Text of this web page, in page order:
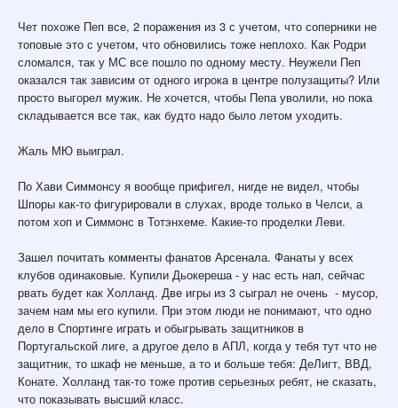
Чет похоже Пеп все, 2 поражения из 3 с учетом, что соперники не
топовые это с учетом, что обновились тоже неплохо. Как Родри
сломался, так у МС все пошло по одному месту. Неужели Пеп
оказался так зависим от одного игрока в центре полузащиты? Или
просто выгорел мужик. Не хочется, чтобы Пепа уволили, но пока
складывается все так, как будто надо было летом уходить.
Жаль МЮ выиграл.
По Хави Симмонсу я вообще прифигел, нигде не видел, чтобы
Шпоры как-то фигурировали в слухах, вроде только в Челси, а
потом хоп и Симмонс в Тотэнхеме. Какие-то проделки Леви.
Зашел почитать комменты фанатов Арсенала. Фанаты у всех
клубов одинаковые. Купили Дьокереша - у нас есть нап, сейчас
рвать будет как Холланд. Две игры из 3 сыграл не очень - мусор,
зачем нам мы его купили. При этом люди не понимают, что одно
дело в Спортинге играть и обыгрывать защитников в
Португальской лиге, а другое дело в АПЛ, когда у тебя тут что не
защитник, то шкаф не меньше, а то и больше тебя: ДеЛигт, ВВД,
Конате. Холланд так-то тоже против серьезных ребят, не сказать,
что показывать высший класс.